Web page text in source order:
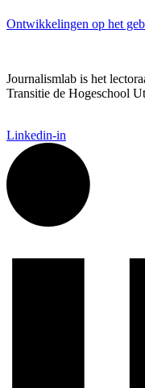
Ontwikkelingen op het
Journalismlab is het
Transitie de Hogeschool
Linkedin-in